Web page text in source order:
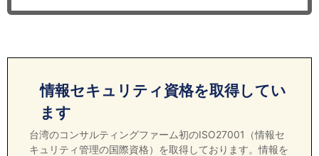
情報セキュリティ資格を取得してい
ます
台湾のコンサルティングファーム初のISO27001（情報セ
キュリティ管理の国際資格）を取得しております。情報を